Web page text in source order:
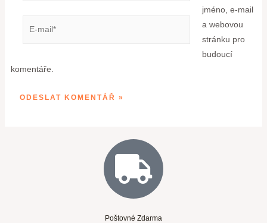
jméno, e-mail
a webovou
stránku pro
budoucí
komentáře.
Poštovné Zdarma